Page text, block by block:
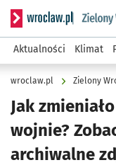
Serwis informacyjny
Aktualności Klimat
wroclaw.pl Zielony
Jak
wojnie?
archiwalne